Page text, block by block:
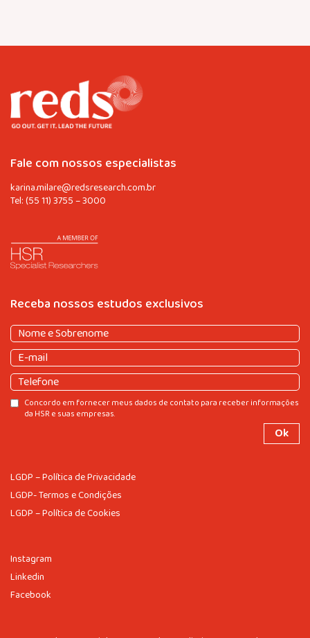
LGDP – Política de Privacidade
LGDP- Termos e Condições
LGDP – Política de Cookies
Instagram
Linkedin
Facebook
Fale com nossos especialistas
karina.milare@redsresearch.com.br
Tel:(55 11) 3755 – 3000
Receba nossos estudos exclusivos
Nome
e
Sobrenome(obrigatório)
Nome
e
Sobrenome
E-
mail(obrigatório)
Telefone
Consentir
Concordo em fornecer meus dados de contato para receber informações
da HSR e suas empresas.